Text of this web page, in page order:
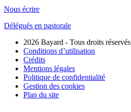
Nous écrire
Délégués en pastorale
2026 Bayard - Tous droits réservés
Conditions d’utilisation
Crédits
Mentions légales
Politique de confidentialité
Gestion des cookies
Plan du site